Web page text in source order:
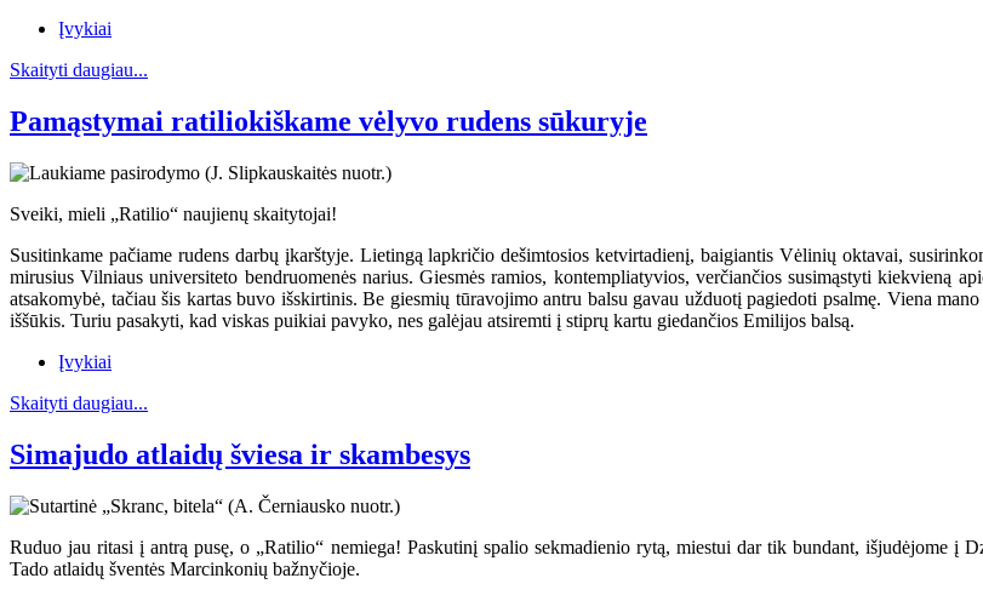
Įvykiai
Skaityti daugiau...
Pamąstymai ratiliokiškame vėlyvo rudens sūkuryje
Sveiki, mieli „Ratilio“ naujienų skaitytojai!
Susitinkame pačiame rudens darbų įkarštyje. Lietingą lapkričio dešimtosios ketvirtadienį, baigiantis Vėlinių oktavai,
mirusius Vilniaus universiteto bendruomenės narius. Giesmės ramios, kontempliatyvios, verčiančios susimąstyti kiekvieną
atsakomybė, tačiau šis kartas buvo išskirtinis. Be giesmių tūravojimo antru balsu gavau užduotį pagiedoti psalmę. Viena
iššūkis. Turiu pasakyti, kad viskas puikiai pavyko, nes galėjau atsiremti į stiprų kartu giedančios Emilijos balsą.
Įvykiai
Skaityti daugiau...
Simajudo atlaidų šviesa ir skambesys
Ruduo jau ritasi į antrą pusę, o „Ratilio“ nemiega! Paskutinį spalio sekmadienio rytą, miestui dar tik bundant, išjudėjome į
Tado atlaidų šventės Marcinkonių bažnyčioje.